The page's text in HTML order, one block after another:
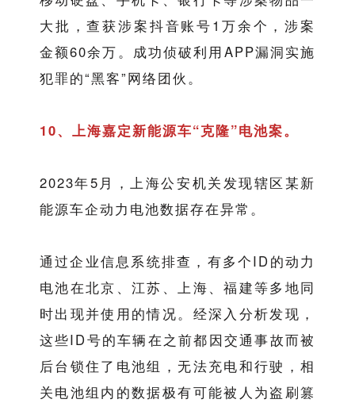
大批，查获涉案抖音账号1万余个，涉案
金额60余万。成功侦破利用APP漏洞实施
犯罪的“黑客”网络团伙。
10、上海嘉定新能源车“克隆”电池案。
2023年5月，上海公安机关发现辖区某新
能源车企动力电池数据存在异常。
通过企业信息系统排查，有多个ID的动力
电池在北京、江苏、上海、福建等多地同
时出现并使用的情况。经深入分析发现，
这些ID号的车辆在之前都因交通事故而被
后台锁住了电池组，无法充电和行驶，相
关电池组内的数据极有可能被人为盗刷篡